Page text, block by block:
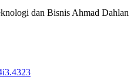
dan Bisnis Ahmad Dahlan